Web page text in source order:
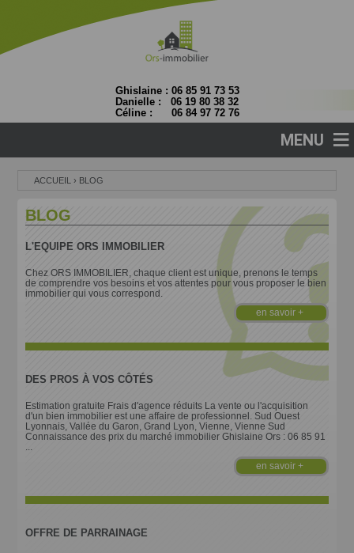
Ghislaine : 06 85 91 73 53
Danielle : 06 19 80 38 32
Céline : 06 84 97 72 76
MENU ≡
ACCUEIL › BLOG
BLOG
L'EQUIPE ORS IMMOBILIER
Chez ORS IMMOBILIER, chaque client est unique, prenons le temps
de comprendre vos besoins et vos attentes pour vous proposer le bien
immobilier qui vous correspond.
en savoir +
DES PROS À VOS CÔTÉS
Estimation gratuite Frais d'agence réduits La vente ou l'acquisition
d'un bien immobilier est une affaire de professionnel. Sud Ouest
Lyonnais, Vallée du Garon, Grand Lyon, Vienne, Vienne Sud
Connaissance des prix du marché immobilier Ghislaine Ors : 06 85 91
...
en savoir +
OFFRE DE PARRAINAGE